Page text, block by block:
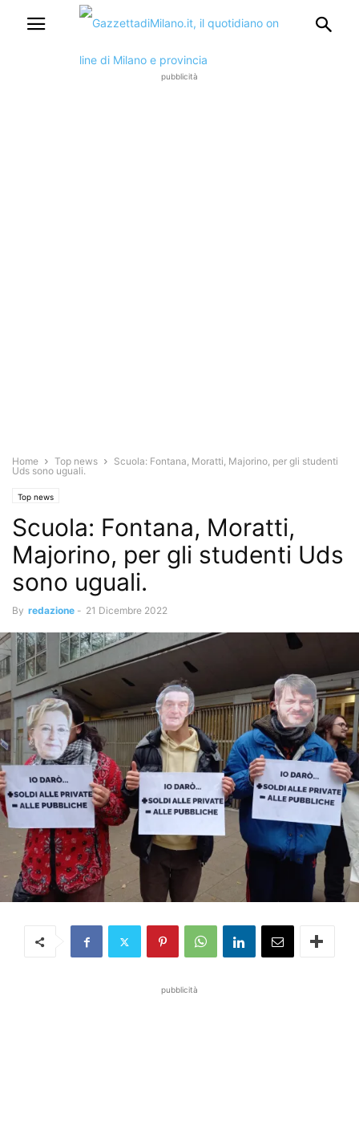
pubblicità
Home Top news
Scuola: Fontana, Moratti, Majorino, per gli studenti
Uds sono uguali.
Top news
Scuola: Fontana, Moratti,
Majorino, per gli studenti Uds
sono uguali.
By redazione - 21 Dicembre 2022
pubblicità